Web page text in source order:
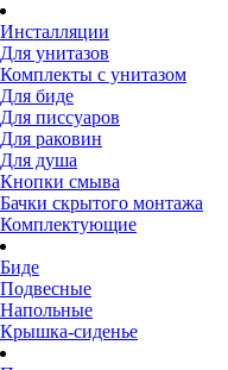
Инсталляции
Для унитазов
Комплекты с унитазом
Для биде
Для писсуаров
Для раковин
Для душа
Кнопки смыва
Бачки скрытого монтажа
Комплектующие
Биде
Подвесные
Напольные
Крышка-сиденье